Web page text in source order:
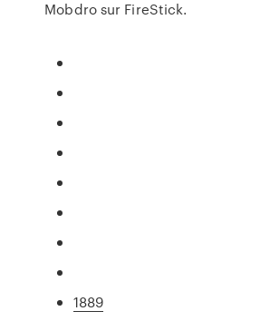
Mobdro sur FireStick.
1889